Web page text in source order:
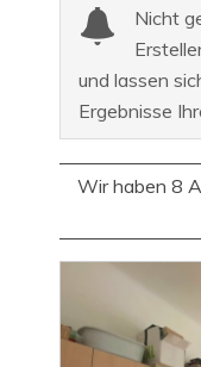
Nicht
und lassen
Ergebnisse
Wir haben 8